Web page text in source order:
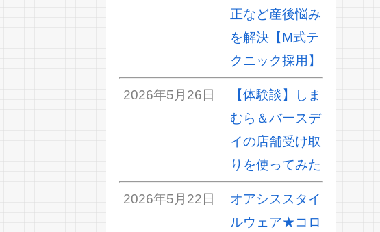
正など産後悩み
を解決【M式テ
クニック採用】
2026年5月26日
【体験談】しま
むら＆バースデ
イの店舗受け取
りを使ってみた
2026年5月22日
オアシススタイ
ルウェア★コロ